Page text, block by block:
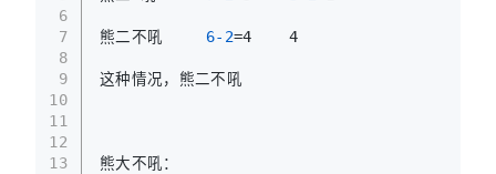
6
7
8
9
10
11
12
13
6-2=4    4
这种情况，熊二不吼
熊大不吼：